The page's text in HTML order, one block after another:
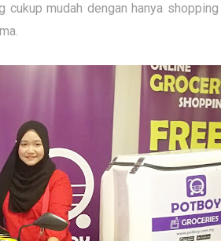
cukup mudah dengan hanya